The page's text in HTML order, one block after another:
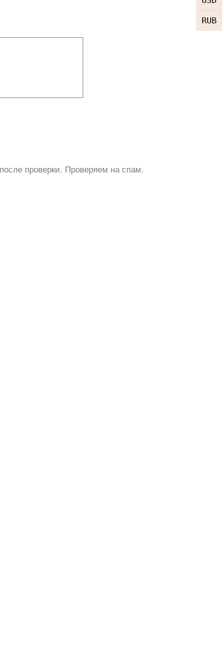
RUB
проверки. Проверяем на спам.